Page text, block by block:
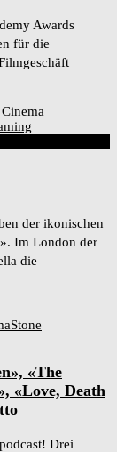
Awards
für die
der ikonischen
Im London der
die
«The
«Love, Death
Drei